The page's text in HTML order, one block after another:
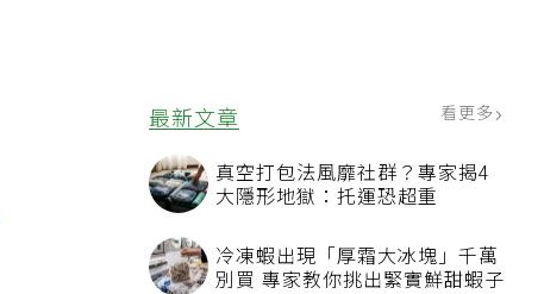
最新文章 看更多
真空打包法風靡社群？專家揭4
大隱形地獄：托運恐超重
冷凍蝦出現「厚霜大冰塊」千萬
別買 專家教你挑出緊實鮮甜蝦子